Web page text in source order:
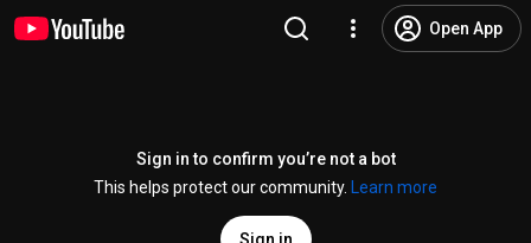
Open App
Sign in to confirm you’re not a bot
This helps protect our community.
Learn more